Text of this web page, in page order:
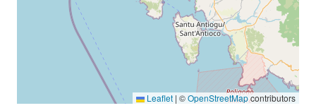
Leaflet | ©OpenStreetMapcontributors